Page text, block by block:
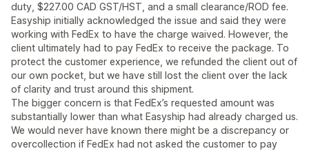
duty, $227.00 CAD GST/HST, and a small clearance/ROD fee.
Easyship initially acknowledged the issue and said they were
working with FedEx to have the charge waived. However, the
client ultimately had to pay FedEx to receive the package. To
protect the customer experience, we refunded the client out of
our own pocket, but we have still lost the client over the lack
of clarity and trust around this shipment.
The bigger concern is that FedEx’s requested amount was
substantially lower than what Easyship had already charged us.
We would never have known there might be a discrepancy or
overcollection if FedEx had not asked the customer to pay